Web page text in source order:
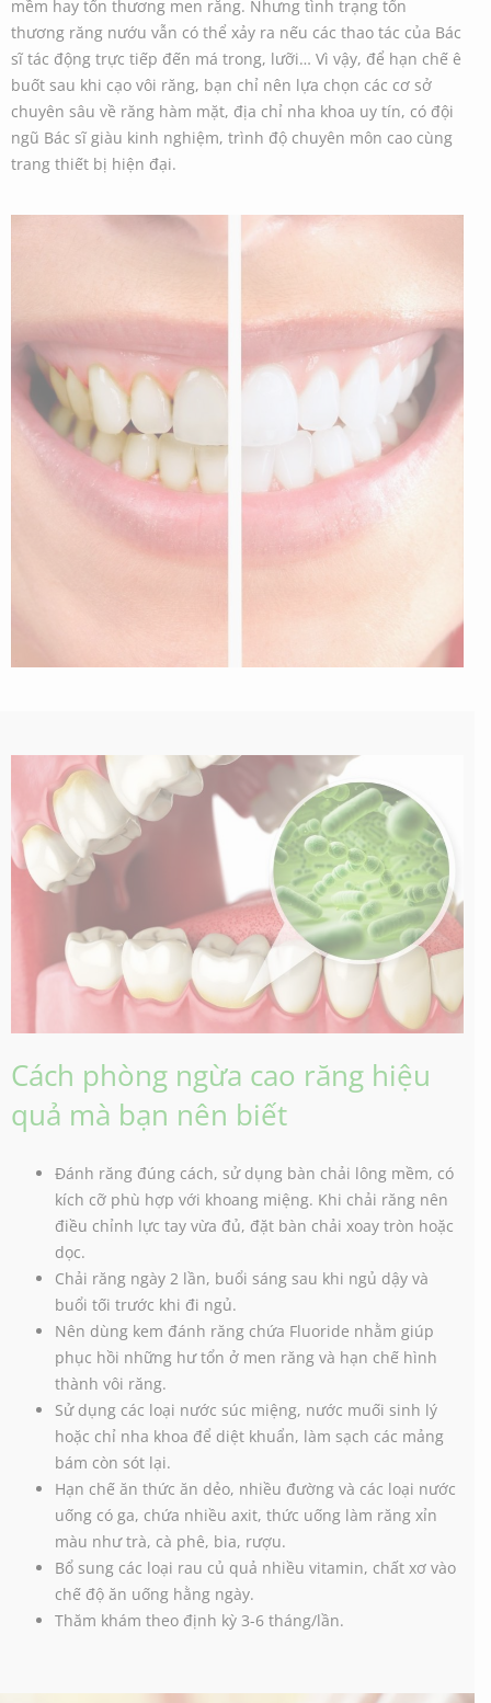
mềm hay tổn thương men răng. Nhưng tình trạng tổn
thương răng nướu vẫn có thể xảy ra nếu các thao tác của Bác
sĩ tác động trực tiếp đến má trong, lưỡi… Vì vậy, để hạn chế ê
buốt sau khi cạo vôi răng, bạn chỉ nên lựa chọn các cơ sở
chuyên sâu về răng hàm mặt, địa chỉ nha khoa uy tín, có đội
ngũ Bác sĩ giàu kinh nghiệm, trình độ chuyên môn cao cùng
trang thiết bị hiện đại.
Cách phòng ngừa cao răng hiệu
quả mà bạn nên biết
Đánh răng đúng cách, sử dụng bàn chải lông mềm, có
kích cỡ phù hợp với khoang miệng. Khi chải răng nên
điều chỉnh lực tay vừa đủ, đặt bàn chải xoay tròn hoặc
dọc.
Chải răng ngày 2 lần, buổi sáng sau khi ngủ dậy và
buổi tối trước khi đi ngủ.
Nên dùng kem đánh răng chứa Fluoride nhằm giúp
phục hồi những hư tổn ở men răng và hạn chế hình
thành vôi răng.
Sử dụng các loại nước súc miệng, nước muối sinh lý
hoặc chỉ nha khoa để diệt khuẩn, làm sạch các mảng
bám còn sót lại.
Hạn chế ăn thức ăn dẻo, nhiều đường và các loại nước
uống có ga, chứa nhiều axit, thức uống làm răng xỉn
màu như trà, cà phê, bia, rượu.
Bổ sung các loại rau củ quả nhiều vitamin, chất xơ vào
chế độ ăn uống hằng ngày.
Thăm khám theo định kỳ 3-6 tháng/lần.